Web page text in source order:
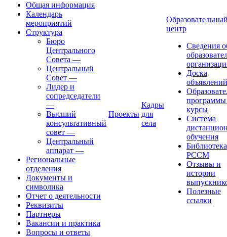
Общая информация
Календарь
мероприятий
Структура
Бюро
Центрального
Совета —
Центральный
Совет —
Лидер и
сопредседатели
—
Высший
консультативный
совет —
Центральный
аппарат —
Региональные
отделения
Документы и
символика
Отчет о деятельности
Реквизиты
Партнеры
Вакансии и практика
Вопросы и ответы
Проекты
Кадры
для
села
центр
Сведения
Доска
объявлений
курсы
Система
обучения
Библиотека
РССМ
Отзывы и
истории
Полезные
ссылки